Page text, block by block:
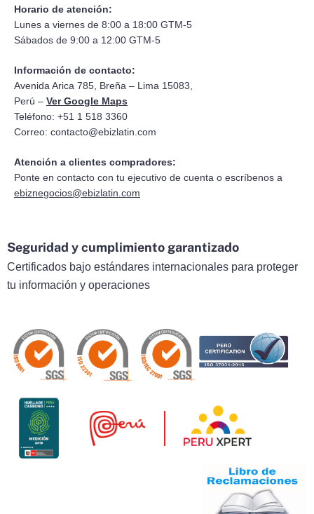
Horario de atención:
Lunes a viernes de 8:00 a 18:00 GTM-5
Sábados de 9:00 a 12:00 GTM-5
Información de contacto:
Avenida Arica 785, Breña – Lima 15083,
Perú – Ver Google Maps
Teléfono: +51 1 518 3360
Correo: contacto@ebizlatin.com
Atención a clientes compradores:
Ponte en contacto con tu ejecutivo de cuenta o escríbenos a
ebiznegocios@ebizlatin.com
Seguridad y cumplimiento garantizado
Certificados bajo estándares internacionales para proteger
tu información y operaciones